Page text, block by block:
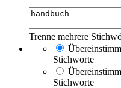
Trenne mehrere
Stichworte
Stichworte